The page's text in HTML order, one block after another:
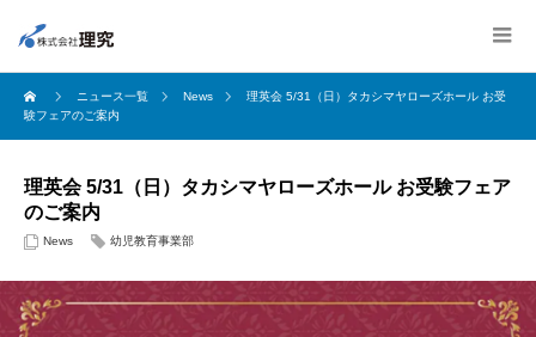
ニュース一覧 News
理英会 5/31（日）タカシマヤローズホール お受
験フェアのご案内
理英会 5/31（日）タカシマヤローズホール お受験フェア
のご案内
News 幼児教育事業部